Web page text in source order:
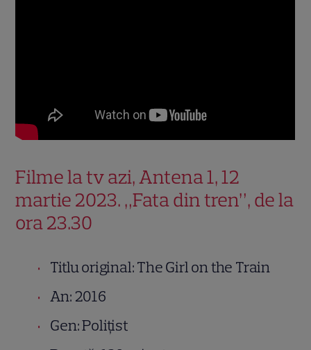
Filme la tv azi, Antena 1, 12
martie 2023. „Fata din tren”, de la
ora 23.30
Titlu original: The Girl on the Train
An: 2016
Gen: Polițist